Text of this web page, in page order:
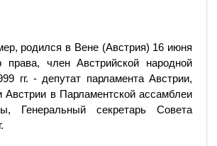
родился в Вене (Австрия) 16 июня
права, член Австрийской народной
гг. - депутат парламента Австрии,
Австрии в Парламентской ассамблеи
Генеральный секретарь Совета